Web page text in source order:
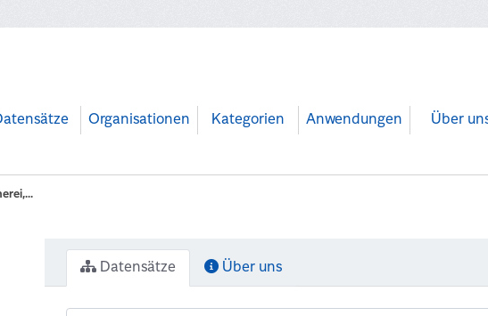
Organisationen Kategorien Anwendungen Über
Datensätze Über uns